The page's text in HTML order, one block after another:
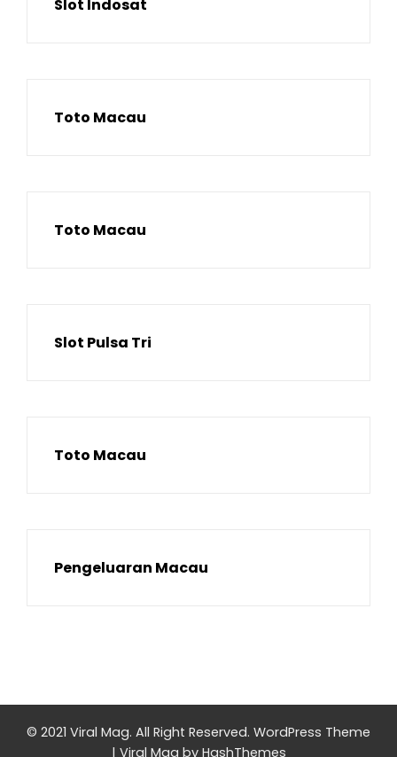
Slot Indosat
Toto Macau
Toto Macau
Slot Pulsa Tri
Toto Macau
Pengeluaran Macau
© 2021 Viral Mag. All Right Reserved. WordPress Theme
| Viral Mag by HashThemes